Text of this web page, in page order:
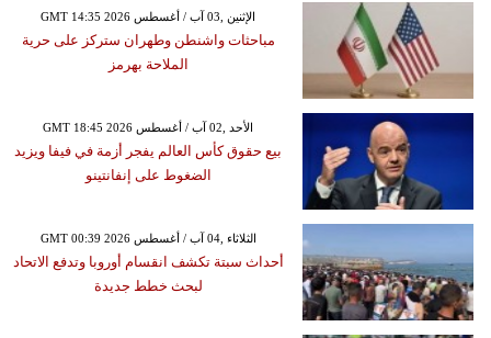
GMT 14:35 2026 الإثنين ,03 آب / أغسطس
مباحثات واشنطن وطهران ستركز على حرية
الملاحة بهرمز
GMT 18:45 2026 الأحد ,02 آب / أغسطس
بيع حقوق كأس العالم يفجر أزمة في فيفا ويزيد
الضغوط على إنفانتينو
GMT 00:39 2026 الثلاثاء ,04 آب / أغسطس
أحداث سبتة تكشف انقسام أوروبا وتدفع الاتحاد
لبحث خطط جديدة